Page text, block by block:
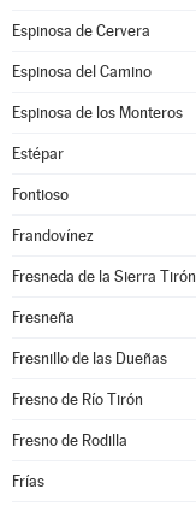
Espinosa de Cervera
Espinosa del Camino
Espinosa de los Monteros
Estépar
Fontioso
Frandovínez
Fresneda de la Sierra Tirón
Fresneña
Fresnillo de las Dueñas
Fresno de Río Tirón
Fresno de Rodilla
Frías